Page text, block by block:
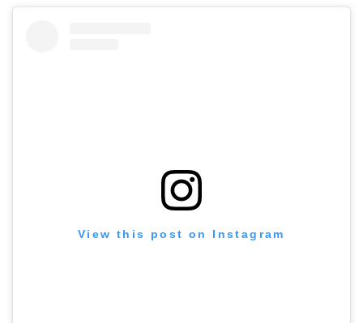
View this post on Instagram